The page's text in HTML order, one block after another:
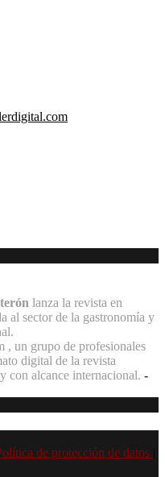
lanza la revista en
al sector de la gastronomía y
, un grupo de profesionales
digital de la revista
con alcance internacional. -
de protección de datos